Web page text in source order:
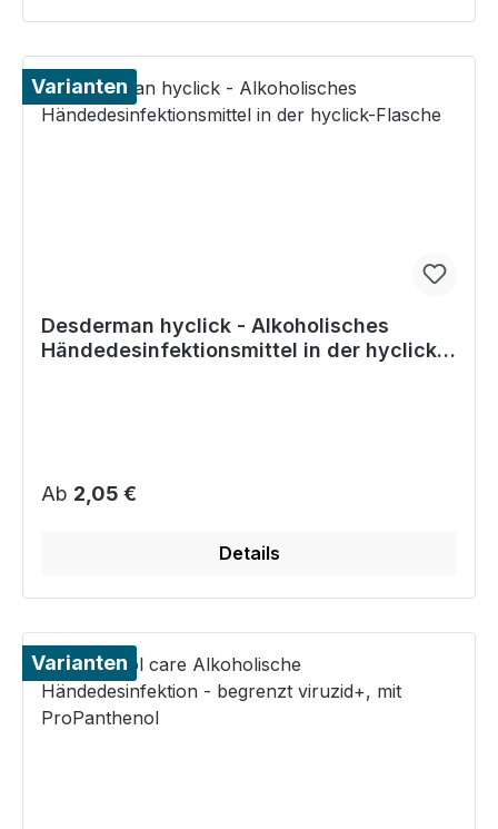
Varianten
Desderman hyclick - Alkoholisches
Händedesinfektionsmittel in der hyclick-
Regulärer Preis:
Ab 2,05 €
Details
Varianten